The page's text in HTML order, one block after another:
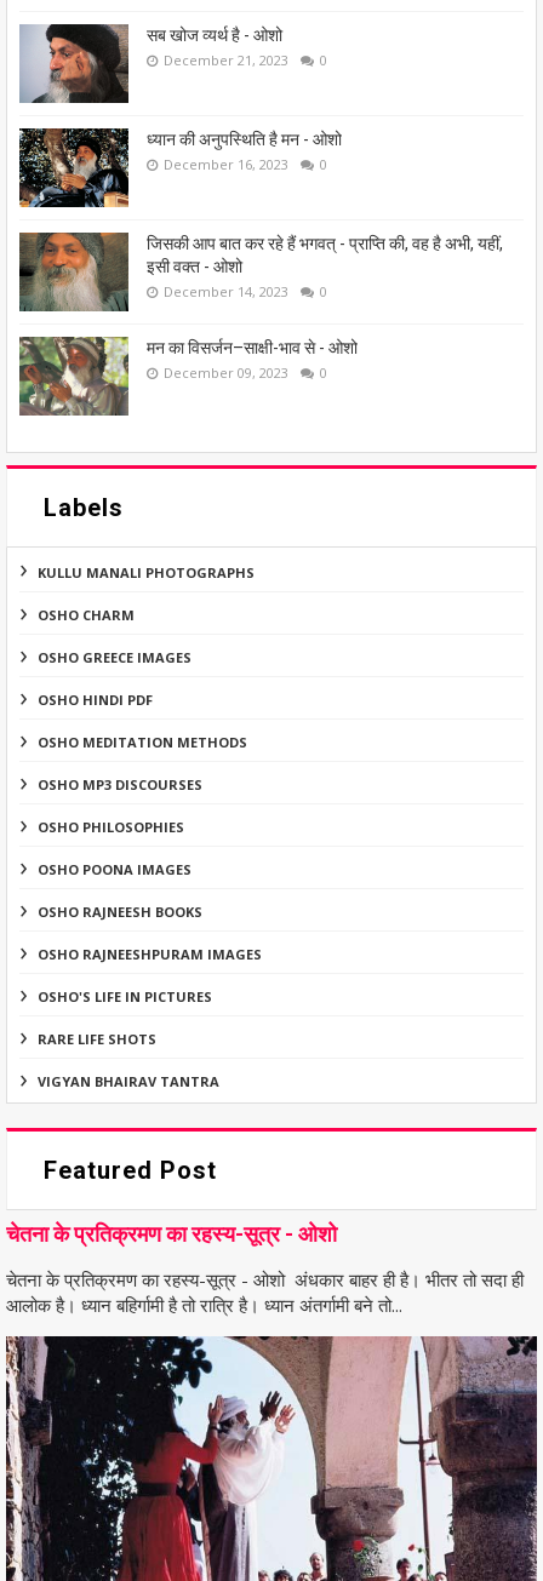
सब खोज व्यर्थ है - ओशो
December 21, 2023 0
ध्यान की अनुपस्थिति है मन - ओशो
December 16, 2023 0
जिसकी आप बात कर रहे हैं भगवत् - प्राप्ति की, वह है अभी, यहीं,
इसी वक्त - ओशो
December 14, 2023 0
मन का विसर्जन–साक्षी-भाव से - ओशो
December 09, 2023 0
Labels
KULLU MANALI PHOTOGRAPHS
OSHO CHARM
OSHO GREECE IMAGES
OSHO HINDI PDF
OSHO MEDITATION METHODS
OSHO MP3 DISCOURSES
OSHO PHILOSOPHIES
OSHO POONA IMAGES
OSHO RAJNEESH BOOKS
OSHO RAJNEESHPURAM IMAGES
OSHO'S LIFE IN PICTURES
RARE LIFE SHOTS
VIGYAN BHAIRAV TANTRA
Featured Post
चेतना के प्रतिक्रमण का रहस्य-सूत्र - ओशो
चेतना के प्रतिक्रमण का रहस्य-सूत्र - ओशो अंधकार बाहर ही है। भीतर तो सदा ही
आलोक है। ध्यान बहिर्गामी है तो रात्रि है। ध्यान अंतर्गामी बने तो...